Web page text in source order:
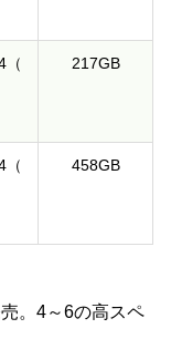
（
217GB
（
458GB
。4～6の高スペ